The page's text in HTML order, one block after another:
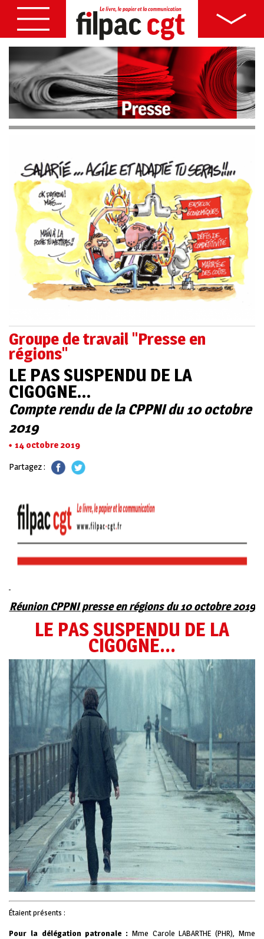
Groupe de travail "Presse en
régions"
LE PAS SUSPENDU DE LA
CIGOGNE…
Compte rendu de la CPPNI du 10 octobre
2019
14 octobre 2019
Partagez :
Réunion CPPNI presse en régions du 10 octobre 2019
LE PAS SUSPENDU DE LA
CIGOGNE…
Étaient présents :
Pour la délégation patronale : Mme Carole LABARTHE (PHR), Mme